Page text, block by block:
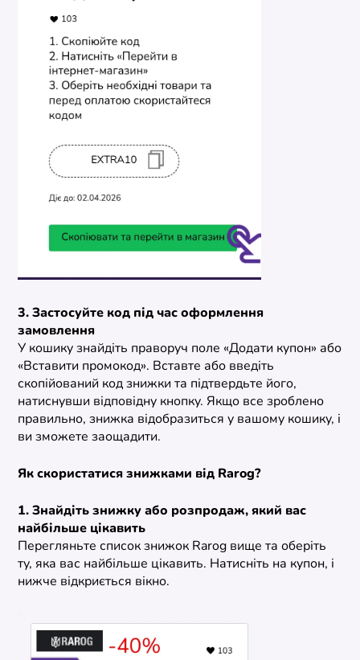
3. Застосуйте код під час оформлення
замовлення
У кошику знайдіть праворуч поле «Додати купон» або
«Вставити промокод». Вставте або введіть
скопійований код знижки та підтвердьте його,
натиснувши відповідну кнопку. Якщо все зроблено
правильно, знижка відобразиться у вашому кошику, і
ви зможете заощадити.
Як скористатися знижками від Rarog?
1. Знайдіть знижку або розпродаж, який вас
найбільше цікавить
Перегляньте список знижок Rarog вище та оберіть
ту, яка вас найбільше цікавить. Натисніть на купон, і
нижче відкриється вікно.